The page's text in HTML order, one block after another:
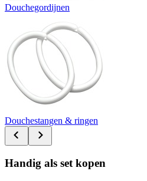
Douchegordijnen
Douchestangen & ringen
Handig als set kopen